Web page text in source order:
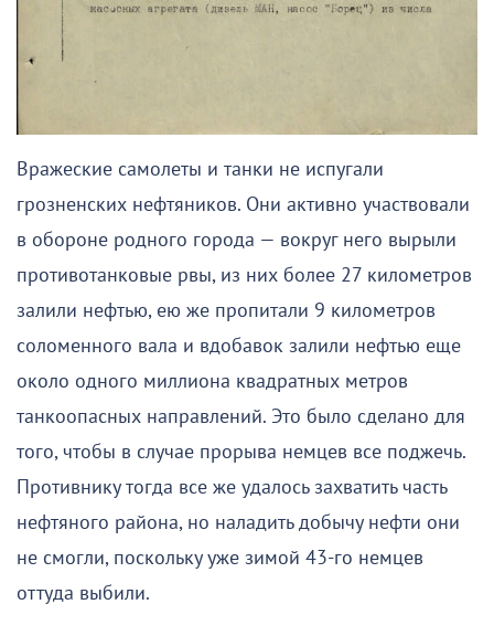
Вражеские самолеты и танки не испугали
грозненских нефтяников. Они активно участвовали
в обороне родного города — вокруг него вырыли
противотанковые рвы, из них более 27 километров
залили нефтью, ею же пропитали 9 километров
соломенного вала и вдобавок залили нефтью еще
около одного миллиона квадратных метров
танкоопасных направлений. Это было сделано для
того, чтобы в случае прорыва немцев все поджечь.
Противнику тогда все же удалось захватить часть
нефтяного района, но наладить добычу нефти они
не смогли, поскольку уже зимой 43-го немцев
оттуда выбили.